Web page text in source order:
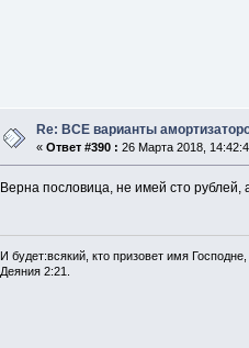
Re: ВСЕ варианты
« Ответ #390 : 26 Марта 2018,
Верна пословица, не имей сто рублей,
И будет:всякий, кто призовет имя Господне,
Деяния 2:21.